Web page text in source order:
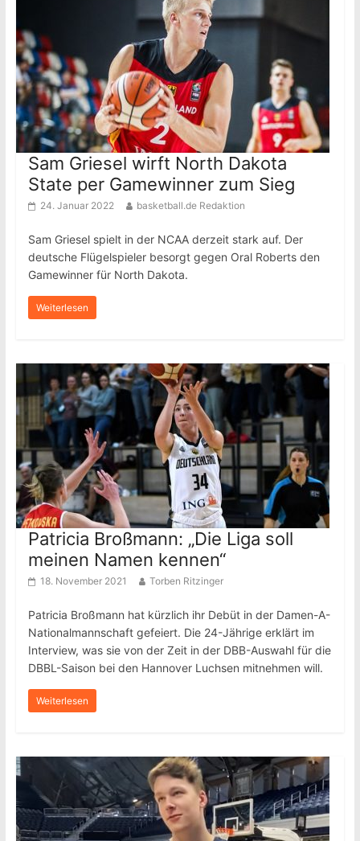
Sam Griesel wirft North Dakota
State per Gamewinner zum Sieg
24. Januar 2022 basketball.de Redaktion
Sam Griesel spielt in der NCAA derzeit stark auf. Der
deutsche Flügelspieler besorgt gegen Oral Roberts den
Gamewinner für North Dakota.
Weiterlesen
Patricia Broßmann: „Die Liga soll
meinen Namen kennen“
18. November 2021 Torben Ritzinger
Patricia Broßmann hat kürzlich ihr Debüt in der Damen-A-
Nationalmannschaft gefeiert. Die 24-Jährige erklärt im
Interview, was sie von der Zeit in der DBB-Auswahl für die
DBBL-Saison bei den Hannover Luchsen mitnehmen will.
Weiterlesen